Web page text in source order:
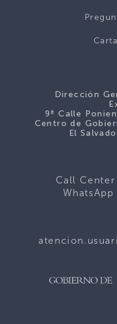
Dirección
9ª Calle
Centro de
El
Call